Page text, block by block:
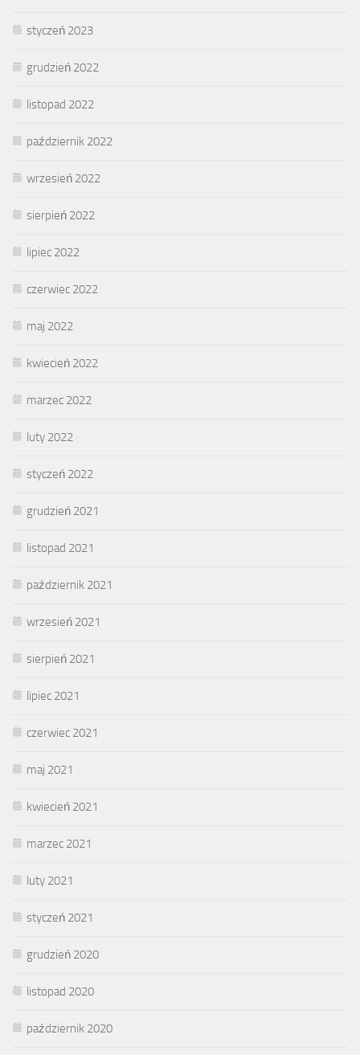
styczeń 2023
grudzień 2022
listopad 2022
październik 2022
wrzesień 2022
sierpień 2022
lipiec 2022
czerwiec 2022
maj 2022
kwiecień 2022
marzec 2022
luty 2022
styczeń 2022
grudzień 2021
listopad 2021
październik 2021
wrzesień 2021
sierpień 2021
lipiec 2021
czerwiec 2021
maj 2021
kwiecień 2021
marzec 2021
luty 2021
styczeń 2021
grudzień 2020
listopad 2020
październik 2020